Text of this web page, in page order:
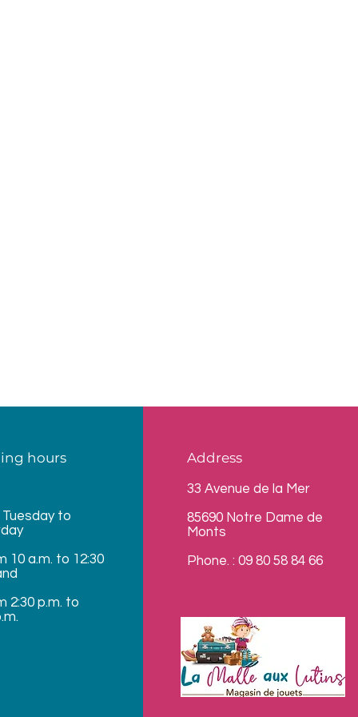
hours
Tuesday to
10 a.m. to 12:30
2:30 p.m. to
Address
33 Avenue de la Mer
85690 Notre Dame de
Monts
Phone. : 09 80 58 84 66